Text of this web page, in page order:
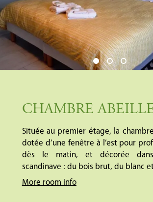
CHAMBRE
Située au premier étage, la
dotée d’une fenêtre à l’est pour
dès le matin, et décorée
scandinave : du bois brut, du blanc
More room info